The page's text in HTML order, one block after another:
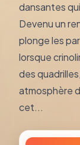
dansantes
Devenu un
plonge les
lorsque
des
atmosphère
cet...